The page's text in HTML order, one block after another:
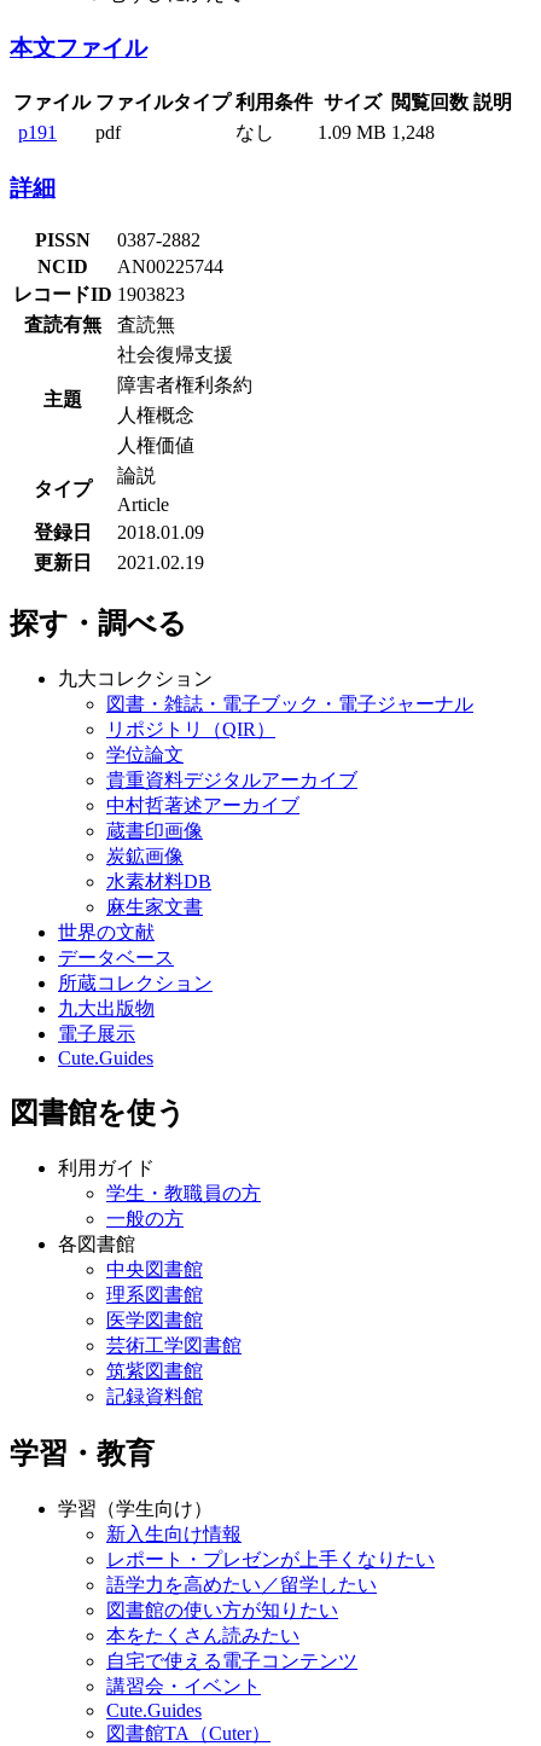
本文ファイル
ファイル ファイルタイプ 利用条件 サイズ 閲覧回数 説明
p191
pdf なし 1.09 MB 1,248
詳細
PISSN
0387-2882
NCID
AN00225744
レコードID 1903823
査読有無
査読無
主題
社会復帰支援
障害者権利条約
人権概念
人権価値
タイプ
論説
Article
登録日
2018.01.09
更新日
2021.02.19
探す・調べる
九大コレクション
図書・雑誌・電子ブック・電子ジャーナル
リポジトリ（QIR）
学位論文
貴重資料デジタルアーカイブ
中村哲著述アーカイブ
蔵書印画像
炭鉱画像
水素材料DB
麻生家文書
世界の文献
データベース
所蔵コレクション
九大出版物
電子展示
Cute.Guides
図書館を使う
利用ガイド
学生・教職員の方
一般の方
各図書館
中央図書館
理系図書館
医学図書館
芸術工学図書館
筑紫図書館
記録資料館
学習・教育
学習（学生向け）
新入生向け情報
レポート・プレゼンが上手くなりたい
語学力を高めたい／留学したい
図書館の使い方が知りたい
本をたくさん読みたい
自宅で使える電子コンテンツ
講習会・イベント
Cute.Guides
図書館TA（Cuter）